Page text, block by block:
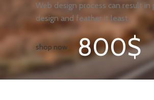
Web design process can result in
design and feather it least.
shop now 800$